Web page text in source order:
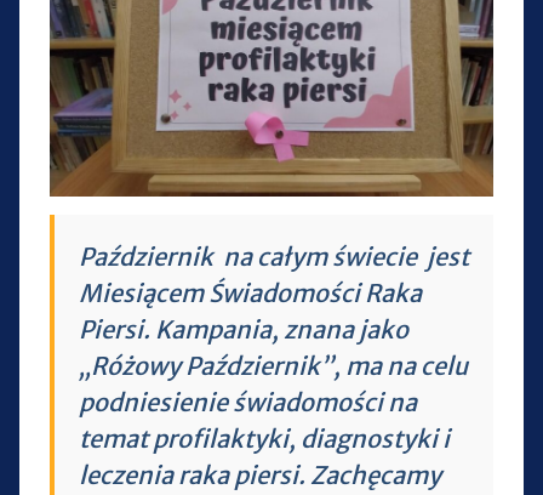
Październik na całym świecie jest
Miesiącem Świadomości Raka
Piersi. Kampania, znana jako
„Różowy Październik”, ma na celu
podniesienie świadomości na
temat profilaktyki, diagnostyki i
leczenia raka piersi. Zachęcamy